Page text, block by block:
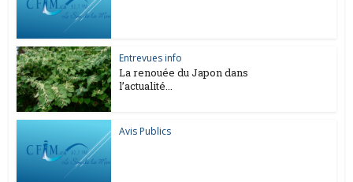
Entrevues info
La renouée du Japon dans
l’actualité...
Avis Publics